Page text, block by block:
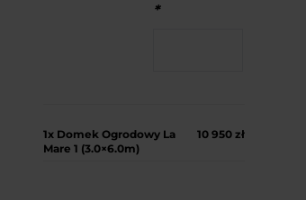
*
1x Domek Ogrodowy La
Mare 1 (3.0×6.0m)
10 950 zł